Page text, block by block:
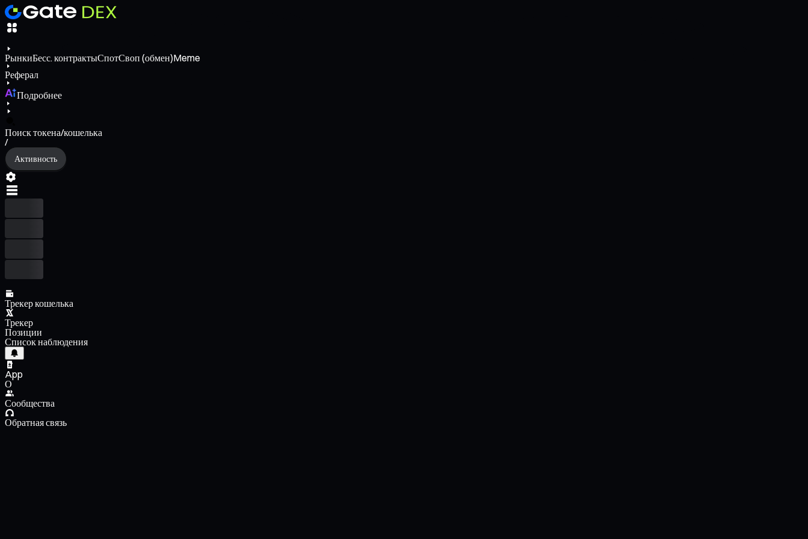
РынкиБесс. контрактыСпотСвоп (обмен)Meme
Реферал
Подробнее
Поиск токена/кошелька
/
Активность
Трекер кошелька
Трекер
Позиции
Список наблюдения
App
О
Сообщества
Обратная связь